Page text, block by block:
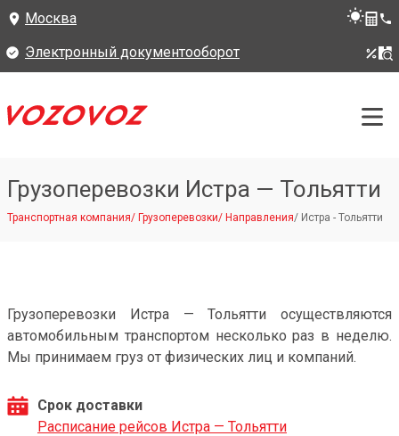
Москва
Электронный документооборот
Грузоперевозки Истра — Тольятти
Транспортная компания/ Грузоперевозки/ Направления/ Истра - Тольятти
Грузоперевозки Истра — Тольятти осуществляются
автомобильным транспортом несколько раз в неделю.
Мы принимаем груз от физических лиц и компаний.
Срок доставки
Расписание рейсов Истра — Тольятти